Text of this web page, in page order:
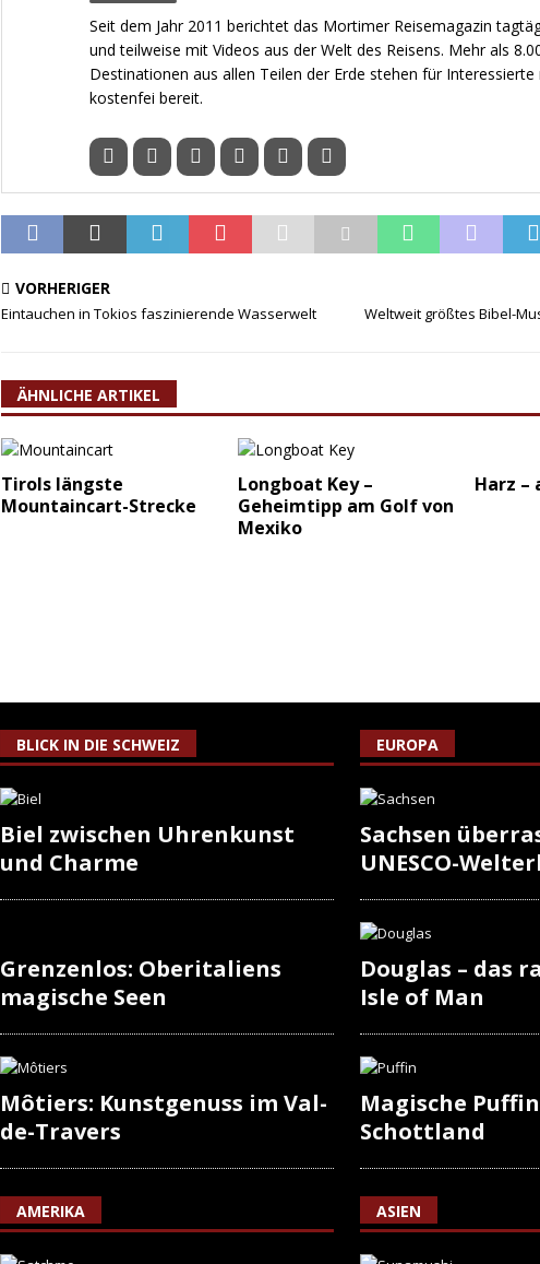
Seit dem Jahr 2011 berichtet das Mortimer Reisemagazin
und teilweise mit Videos aus der Welt des Reisens. Mehr als
Destinationen aus allen Teilen der Erde stehen für
kostenfei bereit.
VORHERIGER
Eintauchen in Tokios faszinierende Wasserwelt Weltweit größtes Bibel-
ÄHNLICHE ARTIKEL
Tirols längste
Mountaincart-Strecke
Longboat Key –
Geheimtipp am Golf von
Mexiko
Harz –
BLICK IN DIE SCHWEIZ
Biel zwischen Uhrenkunst
und Charme
Grenzenlos: Oberitaliens
magische Seen
Môtiers: Kunstgenuss im Val-
de-Travers
AMERIKA
EUROPA
Sachsen
UNESCO-
Douglas – das
Isle of Man
Magische
Schottland
ASIEN